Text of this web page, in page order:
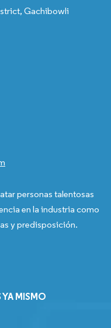
Gachibowli
personas talentosas
en la industria como
y predisposición.
MISMO